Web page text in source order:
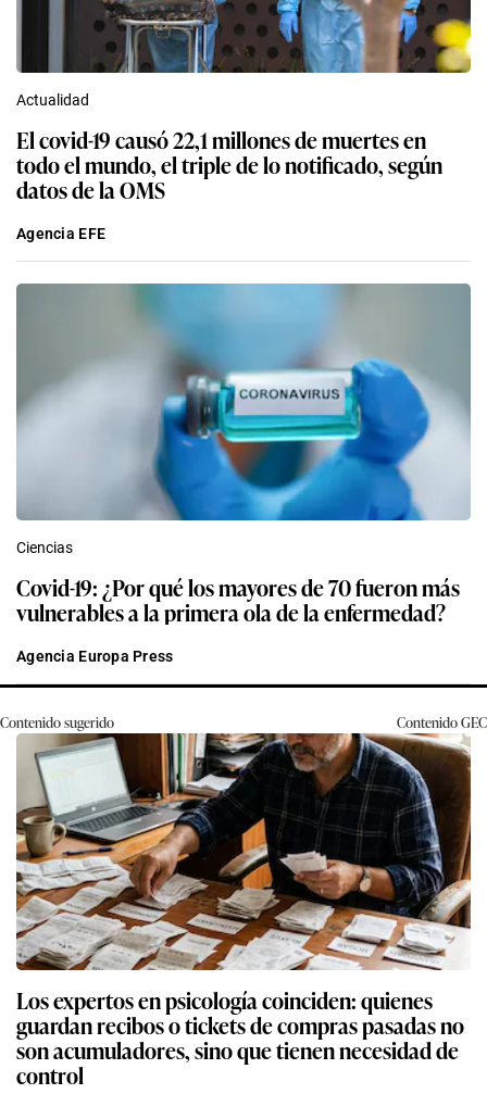
Actualidad
El covid-19 causó 22,1 millones de muertes en
todo el mundo, el triple de lo notificado, según
datos de la OMS
Agencia EFE
Ciencias
Covid-19: ¿Por qué los mayores de 70 fueron más
vulnerables a la primera ola de la enfermedad?
Agencia Europa Press
Contenido sugerido ContenidoGEC
Los expertos en psicología coinciden: quienes
guardan recibos o tickets de compras pasadas no
son acumuladores, sino que tienen necesidad de
control